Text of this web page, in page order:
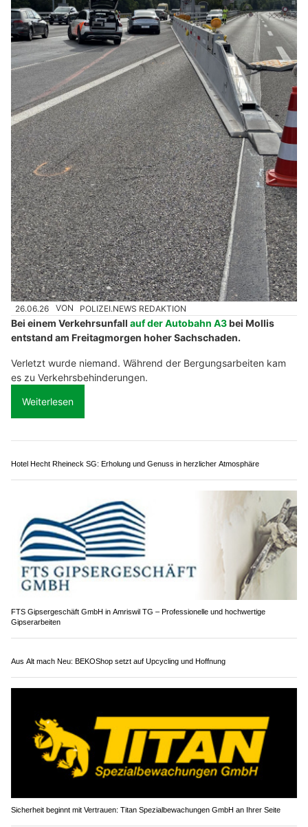
26.06.26 VON
Bei einem Verkehrsunfall
es zu Verkehrsbehinderungen.
Hotel Hecht Rheineck SG: Erholung und Genuss in herzlicher Atmosphäre
FTS Gipsergeschäft GmbH in Amriswil TG – Professionelle und hochwertige
Gipserarbeiten